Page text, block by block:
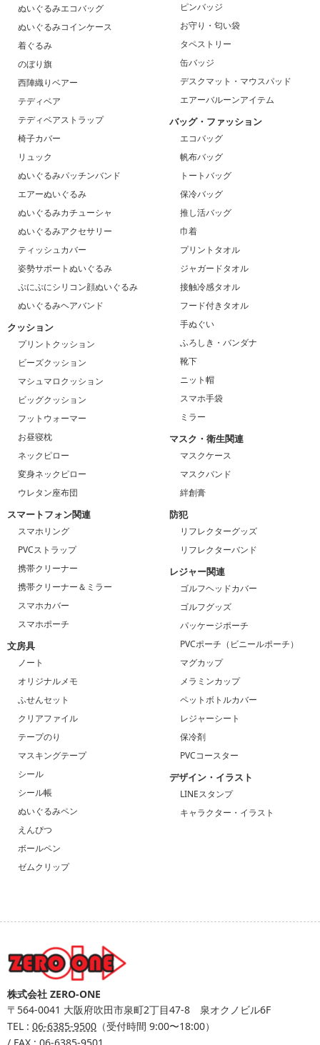
ぬいぐるみエコバッグ
ぬいぐるみコインケース
着ぐるみ
のぼり旗
西陣織りベアー
テディベア
テディベアストラップ
椅子カバー
リュック
ぬいぐるみパッチンバンド
エアーぬいぐるみ
ぬいぐるみカチューシャ
ぬいぐるみアクセサリー
ティッシュカバー
姿勢サポートぬいぐるみ
ぷにぷにシリコン顔ぬいぐるみ
ぬいぐるみヘアバンド
クッション
プリントクッション
ビーズクッション
マシュマロクッション
ビッグクッション
フットウォーマー
お昼寝枕
ネックピロー
変身ネックピロー
ウレタン座布団
スマートフォン関連
スマホリング
PVCストラップ
携帯クリーナー
携帯クリーナー＆ミラー
スマホカバー
スマホポーチ
文房具
ノート
オリジナルメモ
ふせんセット
クリアファイル
テープのり
マスキングテープ
シール
シール帳
ぬいぐるみペン
えんぴつ
ボールペン
ゼムクリップ
ピンバッジ
お守り・匂い袋
タペストリー
缶バッジ
デスクマット・マウスパッド
エアーバルーンアイテム
バッグ・ファッション
エコバッグ
帆布バッグ
トートバッグ
保冷バッグ
推し活バッグ
巾着
プリントタオル
ジャガードタオル
接触冷感タオル
フード付きタオル
手ぬぐい
ふろしき・バンダナ
靴下
ニット帽
スマホ手袋
ミラー
マスク・衛生関連
マスクケース
マスクバンド
絆創膏
防犯
リフレクターグッズ
リフレクターバンド
レジャー関連
ゴルフヘッドカバー
ゴルフグッズ
パッケージポーチ
PVCポーチ（ビニールポーチ）
マグカップ
メラミンカップ
ペットボトルカバー
レジャーシート
保冷剤
PVCコースター
デザイン・イラスト
LINEスタンプ
キャラクター・イラスト
株式会社 ZERO-ONE
〒564-0041 大阪府吹田市泉町2丁目47-8 泉オクノビル6F
TEL : 06-6385-9500 （受付時間 9:00〜18:00）